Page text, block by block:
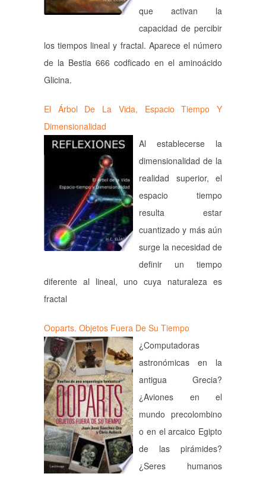
que activan la
capacidad de percibir
los tiempos lineal y fractal. Aparece el número
de la Bestia 666 codficado en el aminoácido
Glicina.
El Árbol De La Vida, Espacio Tiempo Y
Dimensionalidad
Al establecerse la
dimensionalidad de la
realidad superior, el
espacio tiempo
resulta estar
cuantizado y más aún
surge la necesidad de
definir un tiempo
diferente al lineal, uno cuya naturaleza es
fractal
Ooparts. Objetos Fuera De Su Tiempo
¿Computadoras
astronómicas en la
antigua Grecia?
¿Aviones en el
mundo precolombino
o en el arcaico Egipto
de las pirámides?
¿Seres humanos